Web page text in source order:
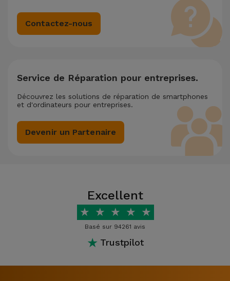
Contactez-nous
Service de Réparation pour entreprises.
Découvrez les solutions de réparation de smartphones
et d'ordinateurs pour entreprises.
Devenir un Partenaire
Excellent
★ ★ ★ ★ ★
Basé sur 94261 avis
★ Trustpilot